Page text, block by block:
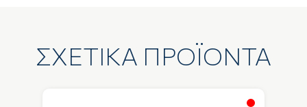
ΣΧΕΤΙΚΑ ΠΡΟΪΟΝΤΑ